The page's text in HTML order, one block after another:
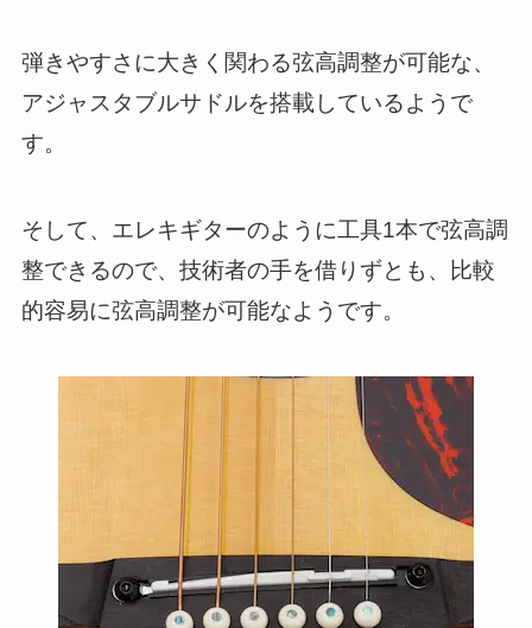
弾きやすさに大きく関わる弦高調整が可能な、
アジャスタブルサドルを搭載しているようで
す。
そして、エレキギターのように工具1本で弦高調
整できるので、技術者の手を借りずとも、比較
的容易に弦高調整が可能なようです。